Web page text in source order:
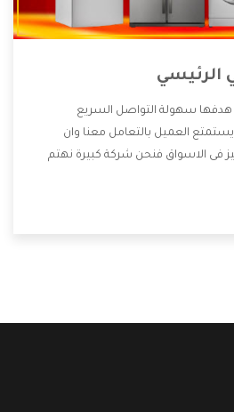
الرئيسي
سهولة التواصل السريع
العميل بالتعامل معنا وان
فى الاسواق فنحن شركة كبيرة نهتم
خدمة الصيانة التى تكون من أهم